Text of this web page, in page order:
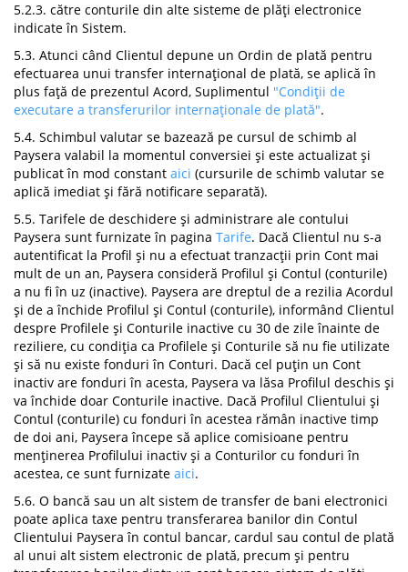
5.2.3. către conturile din alte sisteme de plăți electronice
indicate în Sistem.
5.3. Atunci când Clientul depune un Ordin de plată pentru
efectuarea unui transfer internațional de plată, se aplică în
plus față de prezentul Acord, Suplimentul "Condiții de
executare a transferurilor internaționale de plată".
5.4. Schimbul valutar se bazează pe cursul de schimb al
Paysera valabil la momentul conversiei și este actualizat și
publicat în mod constant aici (cursurile de schimb valutar se
aplică imediat și fără notificare separată).
5.5. Tarifele de deschidere și administrare ale contului
Paysera sunt furnizate în pagina Tarife. Dacă Clientul nu s-a
autentificat la Profil și nu a efectuat tranzacții prin Cont mai
mult de un an, Paysera consideră Profilul și Contul (conturile)
a nu fi în uz (inactive). Paysera are dreptul de a rezilia Acordul
și de a închide Profilul și Contul (conturile), informând Clientul
despre Profilele și Conturile inactive cu 30 de zile înainte de
reziliere, cu condiția ca Profilele și Conturile să nu fie utilizate
și să nu existe fonduri în Conturi. Dacă cel puțin un Cont
inactiv are fonduri în acesta, Paysera va lăsa Profilul deschis și
va închide doar Conturile inactive. Dacă Profilul Clientului și
Contul (conturile) cu fonduri în acestea rămân inactive timp
de doi ani, Paysera începe să aplice comisioane pentru
menținerea Profilului inactiv și a Conturilor cu fonduri în
acestea, ce sunt furnizate aici.
5.6. O bancă sau un alt sistem de transfer de bani electronici
poate aplica taxe pentru transferarea banilor din Contul
Clientului Paysera în contul bancar, cardul sau contul de plată
al unui alt sistem electronic de plată, precum și pentru